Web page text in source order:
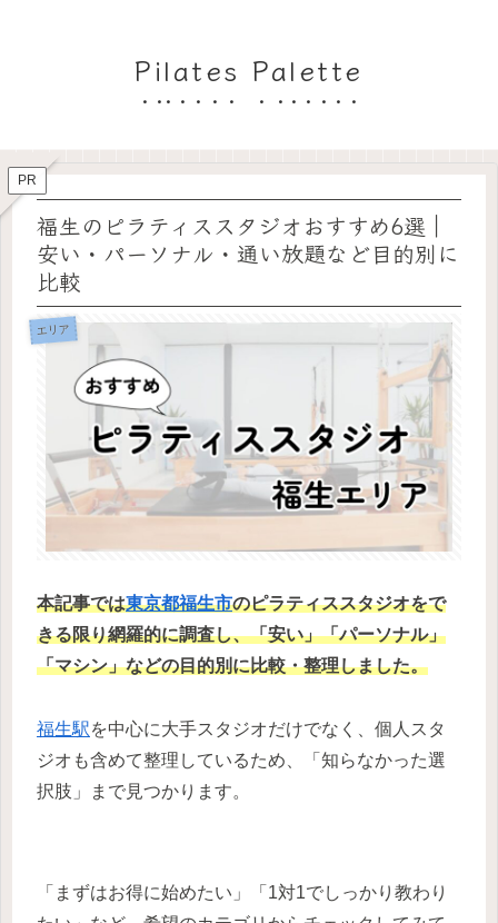
Pilates Palette
PR
福生のピラティススタジオおすすめ6選｜
安い・パーソナル・通い放題など目的別に
比較
エリア
本記事では東京都福生市のピラティススタジオをで
きる限り網羅的に調査し、「安い」「パーソナル」
「マシン」などの目的別に比較・整理しました。
福生駅を中心に大手スタジオだけでなく、個人スタ
ジオも含めて整理しているため、「知らなかった選
択肢」まで見つかります。
「まずはお得に始めたい」「1対1でしっかり教わり